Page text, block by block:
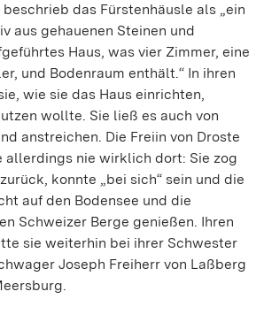
das Fürstenhäusle als „ein
aus gehauenen Steinen und
Haus, was vier Zimmer, eine
und Bodenraum enthält.“ In ihren
wie sie das Haus einrichten,
wollte. Sie ließ es auch von
anstreichen. Die Freiin von Droste
allerdings nie wirklich dort: Sie zog
konnte „bei sich“ sein und die
auf den Bodensee und die
Schweizer Berge genießen. Ihren
sie weiterhin bei ihrer Schwester
Joseph Freiherr von Laßberg